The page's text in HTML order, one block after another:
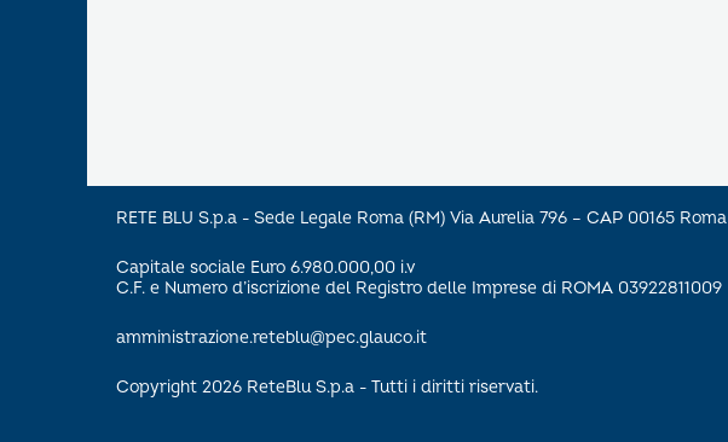
RETE BLU S.p.a - Sede Legale Roma (RM) Via Aurelia 796 – CAP 00165 Roma
Capitale sociale Euro 6.980.000,00 i.v
C.F. e Numero d’iscrizione del Registro delle Imprese di ROMA 03922811009
amministrazione.reteblu@pec.glauco.it
Copyright 2026 ReteBlu S.p.a - Tutti i diritti riservati.